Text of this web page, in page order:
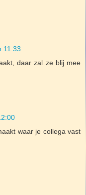
11:33
daar zal ze blij mee
waar je collega vast